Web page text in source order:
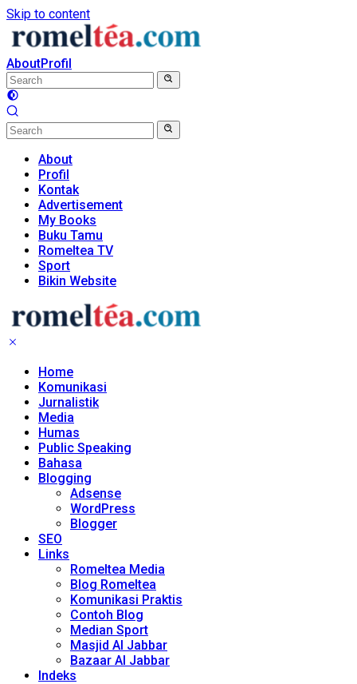
Skip to content
AboutProfil
About
Profil
Kontak
Advertisement
My Books
Buku Tamu
Romeltea TV
Sport
Bikin Website
Home
Komunikasi
Jurnalistik
Media
Humas
Public Speaking
Bahasa
Blogging
Adsense
WordPress
Blogger
SEO
Links
Romeltea Media
Blog Romeltea
Komunikasi Praktis
Contoh Blog
Median Sport
Masjid Al Jabbar
Bazaar Al Jabbar
Indeks